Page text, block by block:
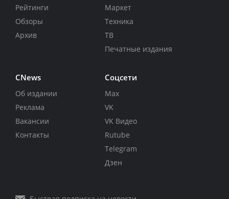
Рейтинги
Обзоры
Архив
Маркет
Техника
ТВ
Печатные издания
CNews
Об издании
Реклама
Вакансии
Контакты
Соцсети
Max
VK
VK Видео
Rutube
Telegram
Дзен